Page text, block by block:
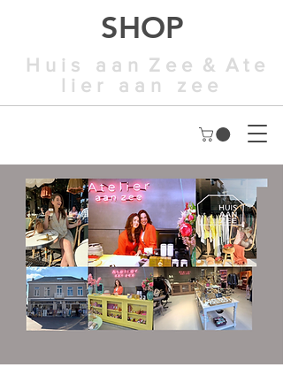
H u i s a a n Z e e & A t e
l i e r a a n z e e
SHOP